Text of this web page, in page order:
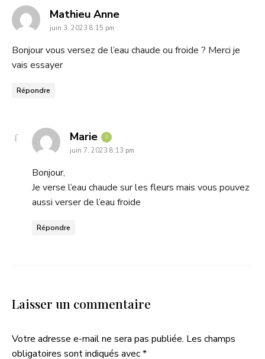
Mathieu Annesays:
juin 3, 2023 8:15 pm
Bonjour vous versez de l’eau chaude ou froide ? Merci je
vais essayer
Répondre
Marie says:
juin 7, 2023 8:13 pm
Bonjour,
Je verse l’eau chaude sur les fleurs mais vous pouvez
aussi verser de l’eau froide
Répondre
Laisser un commentaire
Votre adresse e-mail ne sera pas publiée. Les champs
obligatoires sont indiqués avec*